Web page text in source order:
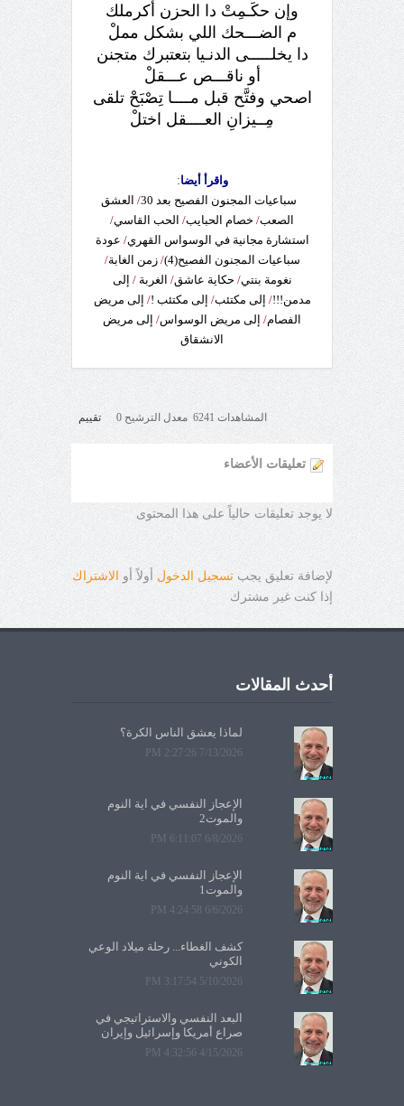
وإن حكَـمِتْ دا الحزن أكرملك
م الضـــحك اللي بشكل مملْ
دا يخلـــــى الدنـيا بتعتبرك متجنن
أو ناقـــص عـــقلْ
اصحي وفتَّح قبل مــــا تِصْبَحْ تلقى
مِــيزانِ العــــقل اختلْ
واقرأ أيضا:
سباعيات المجنون الفصيح بعد 30
/ العشق
الصعب/ خصام الحبايب/ الحب القاسي/
استشارة مجانية في الوسواس القهري/ عودة
سباعيات المجنون الفصيح(4)
/ زمن الغابة/
نغومة بنتي/ حكاية عاشق/ الغربة / إلى
مدمن!!!/ إلى مكتئب/ إلى مكتئب !/ إلى مريض
الفصام/ إلى مريض الوسواس/ إلى مريض
الانشقاق
المشاهدات 6241 معدل الترشيح 0 تقييم
تعليقات الأعضاء
لا يوجد تعليقات حالياً على هذا المحتوى
لإضافة تعليق يجب تسجيل الدخول أولاً أو
الاشتراك
إذا كنت غير مشترك
أحدث المقالات
لماذا يعشق الناس الكرة؟
7/13/2026 2:27:26 PM
الإعجاز النفسي في آية النوم
والموت2
6/8/2026 6:11:07 PM
الإعجاز النفسي في آية النوم
والموت1
6/6/2026 4:24:58 PM
كشف الغطاء... رحلة ميلاد الوعي
الكوني
5/10/2026 3:17:54 PM
البعد النفسي والاستراتيجي في
صراع أمريكا وإسرائيل وإيران
4/15/2026 4:32:56 PM